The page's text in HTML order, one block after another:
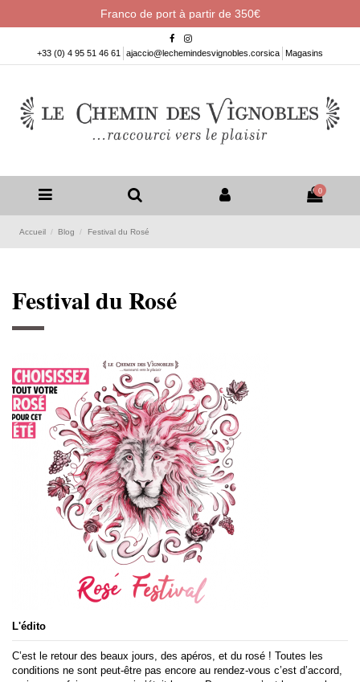
Franco de port à partir de 350€
+33 (0) 4 95 51 46 61 ajaccio@lechemindesvignobles.corsica Magasins
0
Accueil Blog Festival du Rosé
Festival du Rosé
L'édito
C’est le retour des beaux jours, des apéros, et du rosé ! Toutes les
conditions ne sont peut-être pas encore au rendez-vous c’est d’accord,